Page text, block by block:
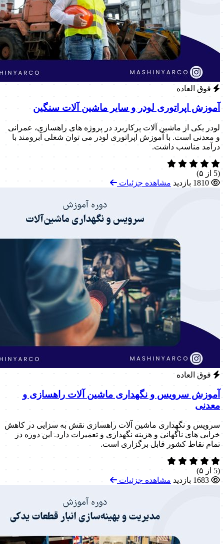
فوق العاده
آموزش اپراتوری لودر و سایر ماشین آلات سنگین
لودر یکی از ماشین آلات پرکاربرد در پروژه های راهسازی، عمرانی
و معدنی است. با آموزش اپراتوری لودر می توان شغلی آبرومند با
درآمد مناسب داشت.
(5 از ۵)
1810 بازدید
مشاهده جزئیات
فوق العاده
آموزش سرویس و نگهداری ماشین آلات راهسازی و
معدنی
سرویس و نگهداری ماشین آلات راهسازی نقش به سزایی در کاهش
خرابی های ناگهانی و هزینه نگهداری و تعمیرات دارد. این دوره در
تمام نقاط کشور قابل برگزاری است.
(5 از ۵)
1683 بازدید
مشاهده جزئیات